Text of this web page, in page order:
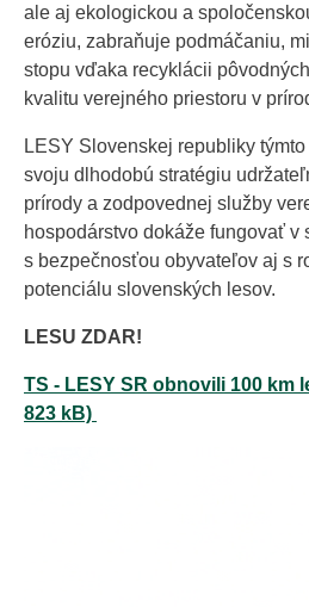
ale aj ekologickou a
eróziu, zabraňuje podmáčaniu,
stopu vďaka recyklácii
kvalitu verejného priestoru v
LESY Slovenskej republiky
svoju dlhodobú stratégiu
prírody a zodpovednej služby
hospodárstvo dokáže fungovať v
s bezpečnosťou obyvateľov aj s
potenciálu slovenských lesov.
LESU ZDAR!
TS - LESY SR obnovili 100 km
823 kB)